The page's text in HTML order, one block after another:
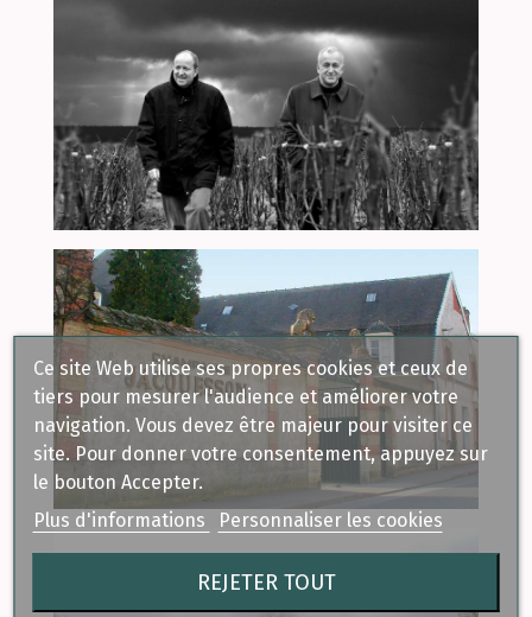
Ce site Web utilise ses propres cookies et ceux de
tiers pour mesurer l'audience et améliorer votre
navigation. Vous devez être majeur pour visiter ce
site. Pour donner votre consentement, appuyez sur
le bouton Accepter.
Plus d'informations
Personnaliser les cookies
REJETER TOUT